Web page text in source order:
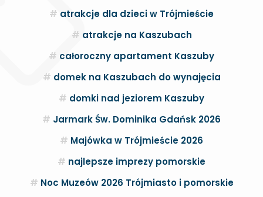
atrakcje dla dzieci w Trójmieście
atrakcje na Kaszubach
całoroczny apartament Kaszuby
domek na Kaszubach do wynajęcia
domki nad jeziorem Kaszuby
Jarmark Św. Dominika Gdańsk 2026
Majówka w Trójmieście 2026
najlepsze imprezy pomorskie
Noc Muzeów 2026 Trójmiasto i pomorskie